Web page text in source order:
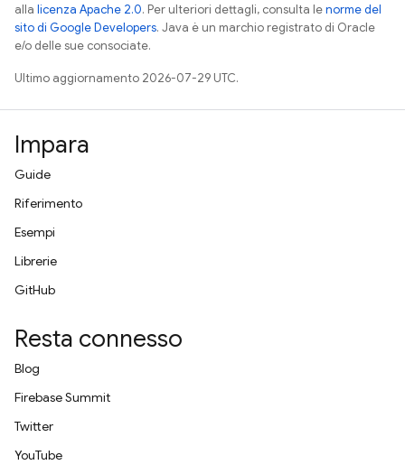
alla licenza Apache 2.0. Per ulteriori dettagli, consulta lenorme del
sito di Google Developers. Java è un marchio registrato di Oracle
e/o delle sue consociate.
Ultimo aggiornamento 2026-07-29 UTC.
Impara
Guide
Riferimento
Esempi
Librerie
GitHub
Resta connesso
Blog
Firebase Summit
Twitter
YouTube